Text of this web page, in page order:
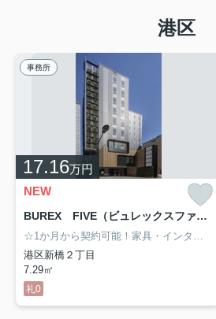
港区
事務所
17.16万円
NEW
BUREX FIVE（ビュレックスファイブ） 910号室
☆1か月から契約可能！家具・インターネット付きのサービスオフィス★3駅徒歩圏内の好立地！新橋駅から徒歩3分☆ラウンジルーム・会議室など設備も多彩で快適にご使用頂けます★
港区新橋２丁目
7.29㎡
礼0